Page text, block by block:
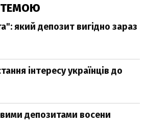
ТЕМОЮ
який депозит вигідно зараз
інтересу українців до
депозитами восени